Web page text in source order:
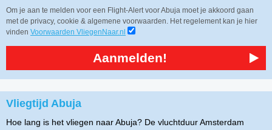
Om je aan te melden voor een Flight-Alert voor Abuja moet je akkoord gaan
met de privacy, cookie & algemene voorwaarden. Het regelement kan je hier
vinden Voorwaarden VliegenNaar.nl
Aanmelden!
Vliegtijd Abuja
Hoe lang is het vliegen naar Abuja? De vluchtduur Amsterdam